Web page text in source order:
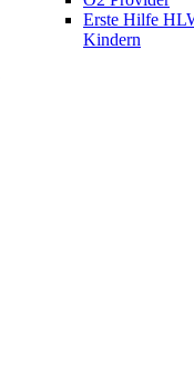
Erste Hilfe
Kindern